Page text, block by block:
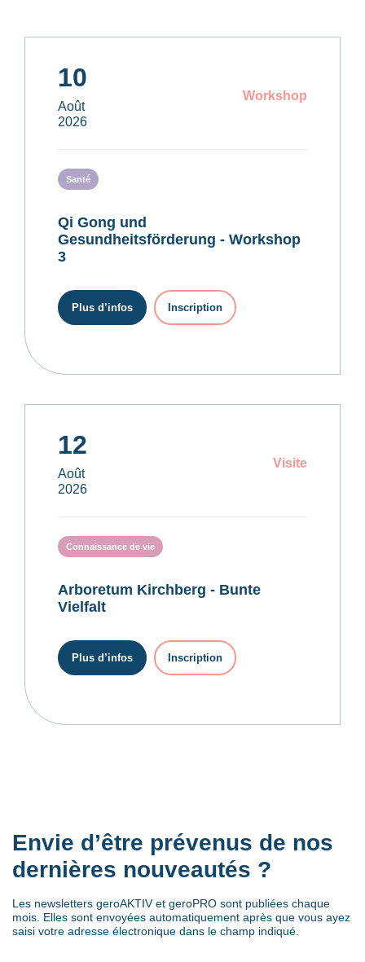
10
Août
2026
Workshop
Santé
Qi Gong und
Gesundheitsförderung - Workshop
3
Plus d’infos Inscription
12
Août
2026
Visite
Connaissance de vie
Arboretum Kirchberg - Bunte
Vielfalt
Plus d’infos Inscription
Envie d’être prévenus de nos
dernières nouveautés ?
Les newsletters geroAKTIV et geroPRO sont publiées chaque
mois. Elles sont envoyées automatiquement après que vous ayez
saisi votre adresse électronique dans le champ indiqué.